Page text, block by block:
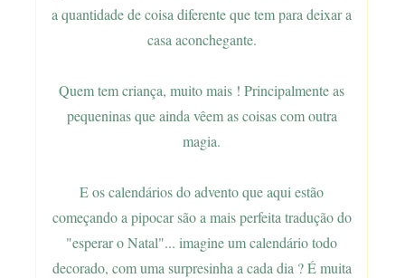
a quantidade de coisa diferente que tem para deixar a
casa aconchegante.
Quem tem criança, muito mais ! Principalmente as
pequeninas que ainda vêem as coisas com outra
magia.
E os calendários do advento que aqui estão
começando a pipocar são a mais perfeita tradução do
"esperar o Natal"... imagine um calendário todo
decorado, com uma surpresinha a cada dia ? É muita